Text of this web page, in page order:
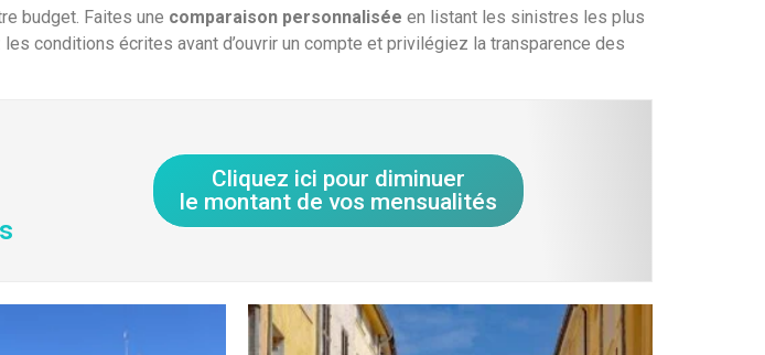
budget. Faites une comparaison personnalisée en listant les sinistres les plus
conditions écrites avant d’ouvrir un compte et privilégiez la transparence des
Cliquez ici pour diminuer
le montant de vos mensualités